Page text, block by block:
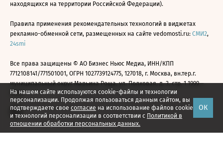
На нашем сайте используются cookie-файлы и технологии
персонализации. Продолжая пользоваться данным сайтом, вы
подтверждаете свое согласие на использование файлов cookie
и технологий персонализации в соответствии с Политикой в
отношении обработки персональных данных.
ОК
находящихся на территории Российской Федерации).
Правила применения рекомендательных технологий в виджетах
рекламно-обменной сети, размещенных на сайте vedomosti.ru: СМИ2,
24smi
Все права защищены © АО Бизнес Ньюс Медиа, ИНН/КПП
7712108141/771501001, ОГРН 1027739124775, 127018, г. Москва, вн.тер.г.
муниципальный округ Марьина Роща, ул. Полковая, д. 3, стр. 1 1999—
2026